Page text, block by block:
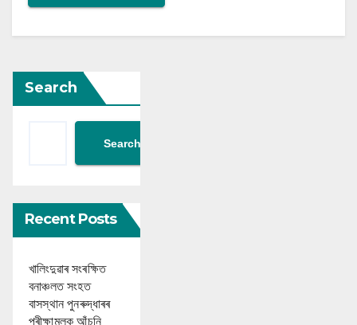
Search
Search
Recent Posts
খালিংদুৱাৰ সংৰক্ষিত
বনাঞ্চলত সংহত
বাসস্থান পুনৰুদ্ধাৰৰ
পৰীক্ষামূলক আঁচনি